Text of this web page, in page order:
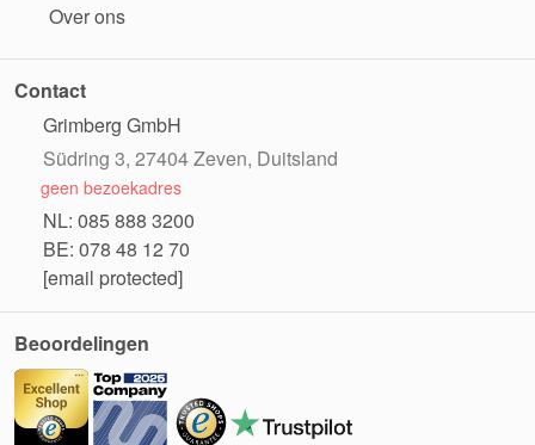
Over ons
Contact
Grimberg GmbH
Südring 3, 27404 Zeven, Duitsland
geen bezoekadres
NL: 085 888 3200
BE: 078 48 12 70
[email protected]
Beoordelingen